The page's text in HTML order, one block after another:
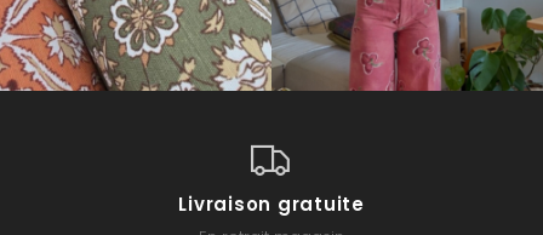
Livraison gratuite